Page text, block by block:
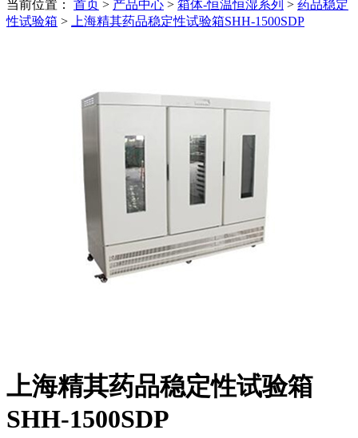
当前位置： 首页 > 产品中心 > 箱体-恒温恒湿系列 > 药品稳定
性试验箱 > 上海精其药品稳定性试验箱SHH-1500SDP
上海精其药品稳定性试验箱
SHH-1500SDP